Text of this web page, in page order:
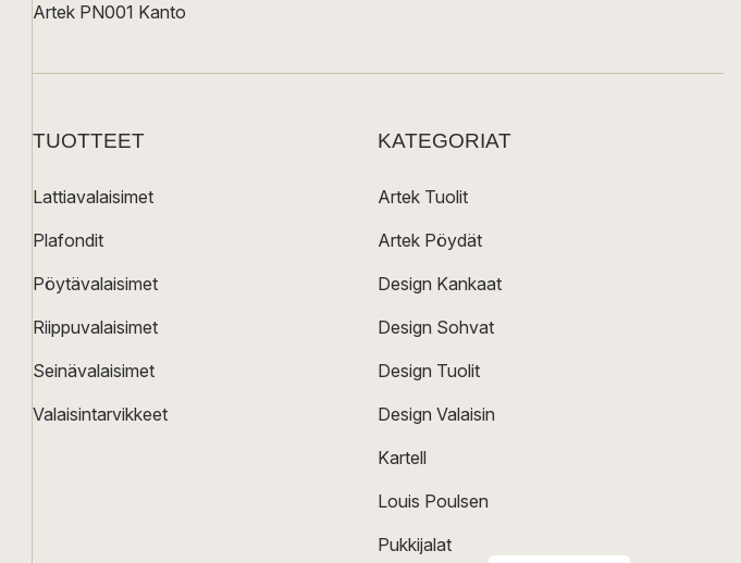
Artek PN001 Kanto
TUOTTEET
Lattiavalaisimet
Plafondit
Pöytävalaisimet
Riippuvalaisimet
Seinävalaisimet
Valaisintarvikkeet
KATEGORIAT
Artek Tuolit
Artek Pöydät
Design Kankaat
Design Sohvat
Design Tuolit
Design Valaisin
Kartell
Louis Poulsen
Pukkijalat